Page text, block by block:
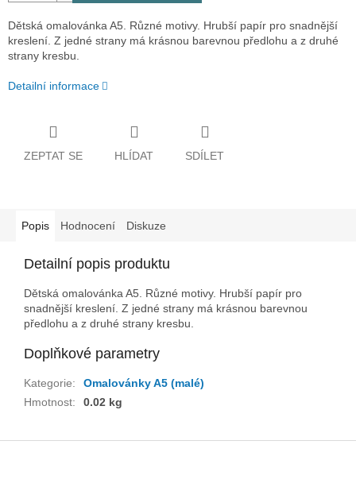
Dětská omalovánka A5. Různé motivy. Hrubší papír pro snadnější
kreslení. Z jedné strany má krásnou barevnou předlohu a z druhé
strany kresbu.
Detailní informace
ZEPTAT SE HLÍDAT SDÍLET
Popis Hodnocení Diskuze
Detailní popis produktu
Dětská omalovánka A5. Různé motivy. Hrubší papír pro
snadnější kreslení. Z jedné strany má krásnou barevnou
předlohu a z druhé strany kresbu.
Doplňkové parametry
Kategorie:
Omalovánky A5 (malé)
Hmotnost: 0.02 kg